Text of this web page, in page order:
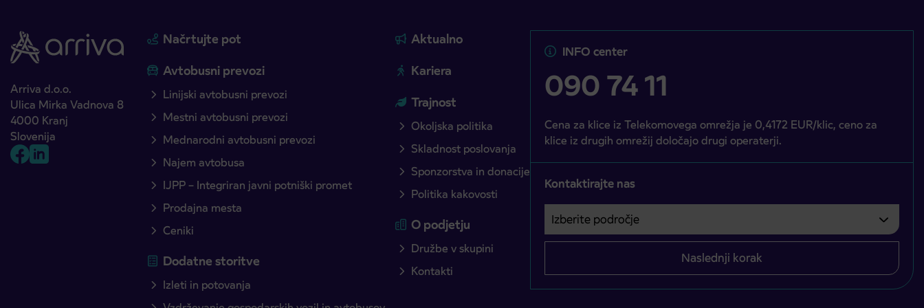
Arriva d.o.o.
Ulica Mirka Vadnova 8
4000 Kranj
Slovenija
Načrtujte pot
Avtobusni prevozi
Linijski avtobusni prevozi
Mestni avtobusni prevozi
Mednarodni avtobusni prevozi
Najem avtobusa
IJPP – Integriran javni potniški promet
Prodajna mesta
Ceniki
Dodatne storitve
Izleti in potovanja
Aktualno
Kariera
Trajnost
Okoljska politika
Skladnost poslovanja
Sponzorstva in donacije
Politika kakovosti
O podjetju
Družbe v skupini
Kontakti
INFO center
090 74 11
Cena za klice iz Telekomovega omrežja je 0,4172 EUR/klic, ceno za
klice iz drugih omrežij določajo drugi operaterji.
Kontaktirajte nas
Izberite področje
Področje je obvezno izbrati.
Naslednji korak